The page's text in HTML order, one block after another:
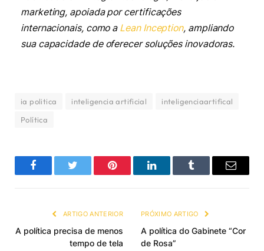
marketing, apoiada por certificações
internacionais, como a Lean Inception, ampliando
sua capacidade de oferecer soluções inovadoras.
ia politica inteligencia artificial
inteligenciaartifical
Política
FacebookTwitter Pinterest LinkedInTumblr Email
ARTIGO ANTERIOR
A política precisa de menos
tempo de tela
PRÓXIMO ARTIGO
A política do Gabinete “Cor
de Rosa”